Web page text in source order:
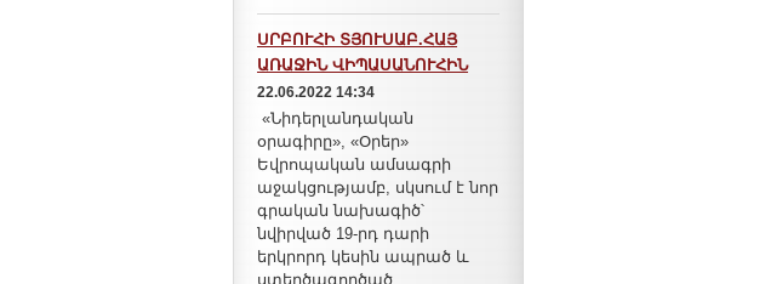
ՍՐԲՈՒՀԻ ՏՅՈՒՍԱԲ.ՀԱՅ
ԱՌԱՋԻՆ ՎԻՊԱՍԱՆՈՒՀԻՆ
22.06.2022 14:34
«Նիդերլանդական
օրագիրը», «Օրեր»
Եվրոպական ամսագրի
աջակցությամբ, սկսում է նոր
գրական նախագիծ՝
նվիրված 19-րդ դարի
երկրորդ կեսին ապրած և
ստեղծագործած